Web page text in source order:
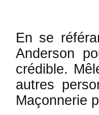
En se
An­derson
crédible.
autres
Maçon­nerie